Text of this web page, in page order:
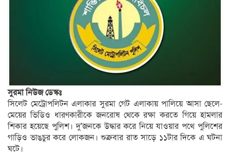
সুরমা নিউজ ডেস্কঃ
সিলেট মেট্রোপলিটন এলাকার সুরমা গেট এলাকায় পালিয়ে আসা ছেলে-
মেয়ের ভিডিও ধারণকারীকে জনরোষ থেকে রক্ষা করতে গিয়ে হামলার
শিকার হয়েছে পুলিশ। দু’জনকে উদ্ধার করে নিয়ে যাওয়ার পথে পুলিশের
গাড়িও ভাঙচুর করে লোকজন। শুক্রবার রাত সাড়ে ১১টার দিকে এ ঘটনা
ঘটে।